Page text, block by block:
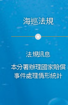
海巡法規
法規訊息
本分署辦理國家賠償
事件處理情形統計